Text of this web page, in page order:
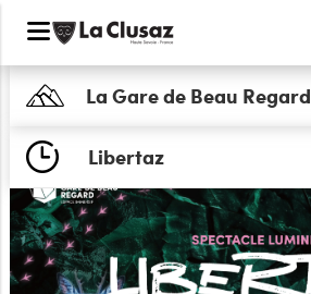
La Gare de Beau Regard
Libertaz